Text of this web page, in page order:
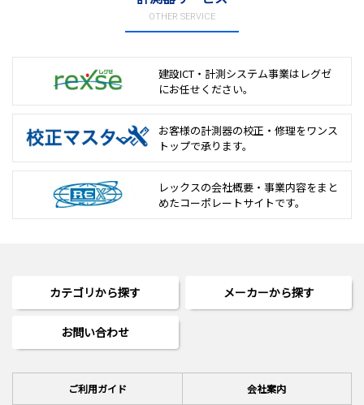
OTHER SERVICE
建設ICT・計測システム事業は レグゼ
にお任せください。
お客様の計測器の校正・修理をワンス
トップで承ります。
レックスの会社概要・事業内容をまと
めたコーポレートサイトです。
カテゴリから探す メーカーから探す
お問い合わせ
ご利用ガイド 会社案内